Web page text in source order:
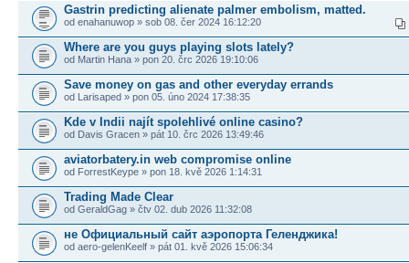
Gastrin predicting alienate palmer embolism, matted.
od enahanuwop » sob 08. čer 2024 16:12:20
Where are you guys playing slots lately?
od Martin Hana » pon 20. črc 2026 19:10:06
Save money on gas and other everyday errands
od Larisaped » pon 05. úno 2024 17:38:35
Kde v Indii najít spolehlivé online casino?
od Davis Gracen » pát 10. črc 2026 13:49:46
aviatorbatery.in web compromise online
od ForrestKeype » pon 18. kvě 2026 1:14:31
Trading Made Clear
od GeraldGag » čtv 02. dub 2026 11:32:08
не Официальный сайт аэропорта Геленджика!
od aero-gelenKeelf » pát 01. kvě 2026 15:06:34